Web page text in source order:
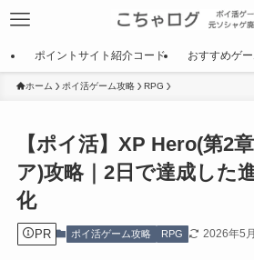
ポイントサイト紹介コード おすすめゲ
ホーム ポイ活ゲーム攻略 RPG
【ポイ活】XP Hero(第2
ア)攻略｜2日で達成した
化
PR ポイ活ゲーム攻略 RPG 2026年5